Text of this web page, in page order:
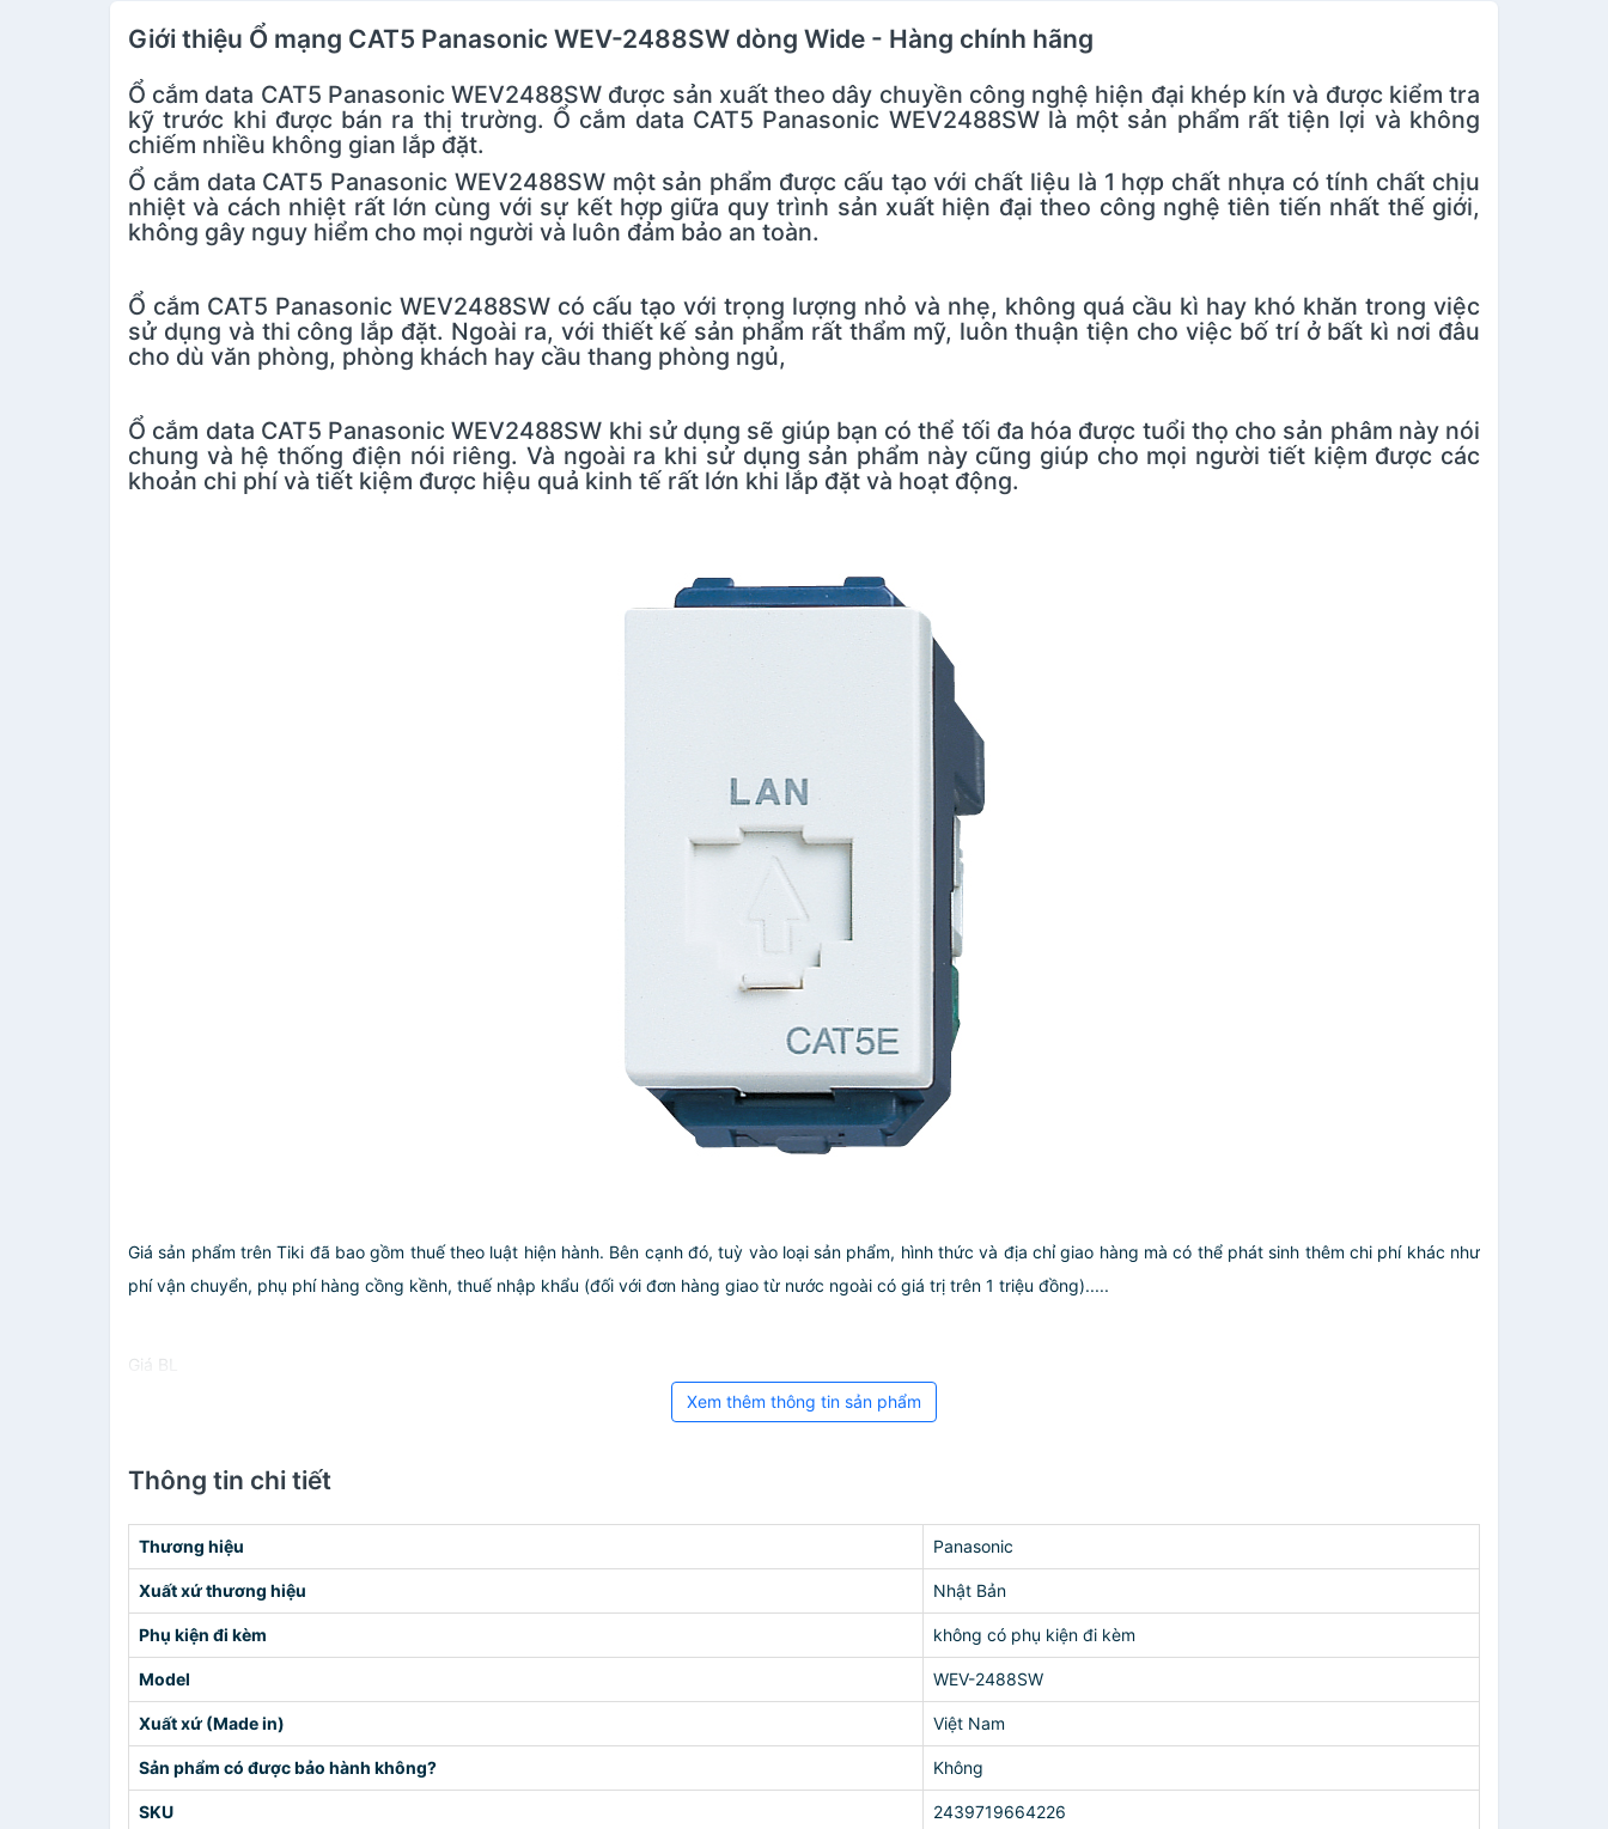
Giới thiệu Ổ mạng CAT5 Panasonic WEV-2488SW dòng Wide - Hàng chính hãng
Ổ cắm data CAT5 Panasonic WEV2488SW được sản xuất theo dây chuyền công nghệ hiện đại khép kín và được kiểm tra
kỹ trước khi được bán ra thị trường. Ổ cắm data CAT5 Panasonic WEV2488SW là một sản phẩm rất tiện lợi và không
chiếm nhiều không gian lắp đặt.
Ổ cắm data CAT5 Panasonic WEV2488SW một sản phẩm được cấu tạo với chất liệu là 1 hợp chất nhựa có tính chất chịu
nhiệt và cách nhiệt rất lớn cùng với sự kết hợp giữa quy trình sản xuất hiện đại theo công nghệ tiên tiến nhất thế giới,
không gây nguy hiểm cho mọi người và luôn đảm bảo an toàn.
Ổ cắm CAT5 Panasonic WEV2488SW có cấu tạo với trọng lượng nhỏ và nhẹ, không quá cầu kì hay khó khăn trong việc
sử dụng và thi công lắp đặt. Ngoài ra, với thiết kế sản phẩm rất thẩm mỹ, luôn thuận tiện cho việc bố trí ở bất kì nơi đâu
cho dù văn phòng, phòng khách hay cầu thang phòng ngủ,
Ổ cắm data CAT5 Panasonic WEV2488SW khi sử dụng sẽ giúp bạn có thể tối đa hóa được tuổi thọ cho sản phâm này nói
chung và hệ thống điện nói riêng. Và ngoài ra khi sử dụng sản phẩm này cũng giúp cho mọi người tiết kiệm được các
khoản chi phí và tiết kiệm được hiệu quả kinh tế rất lớn khi lắp đặt và hoạt động.
Giá sản phẩm trên Tiki đã bao gồm thuế theo luật hiện hành. Bên cạnh đó, tuỳ vào loại sản phẩm, hình thức và địa chỉ giao hàng mà có thể phát sinh thêm chi phí khác như
phí vận chuyển, phụ phí hàng cồng kềnh, thuế nhập khẩu (đối với đơn hàng giao từ nước ngoài có giá trị trên 1 triệu đồng).....
Giá BL
Xem thêm thông tin sản phẩm
Thông tin chi tiết
Thương hiệu Panasonic
Xuất xứ thương hiệu Nhật Bản
Phụ kiện đi kèm không có phụ kiện đi kèm
Model WEV-2488SW
Xuất xứ (Made in) Việt Nam
Sản phẩm có được bảo hành không? Không
SKU 2439719664226